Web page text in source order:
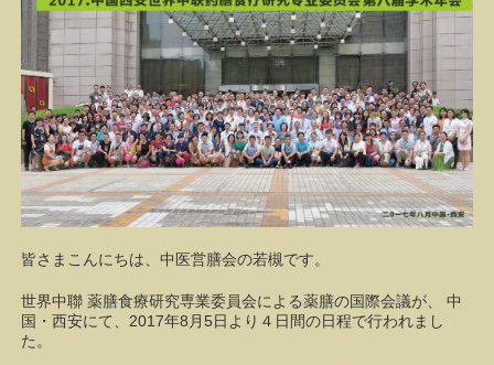
皆さまこんにちは、中医営膳会の若槻です。
世界中聯 薬膳食療研究専業委員会による薬膳の国際会議が、 中
国・西安にて、2017年8月5日より４日間の日程で行われまし
た。